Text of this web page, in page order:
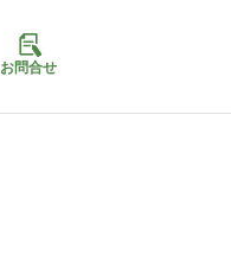
お問合せ